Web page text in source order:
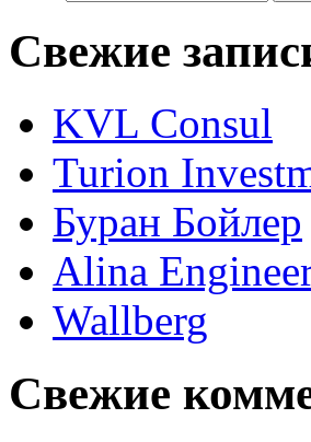
Свежие
KVL Consul
Turion
Буран Бойлер
Alina
Wallberg
Свежие